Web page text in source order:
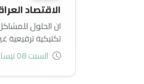
الاقتصاد
ان الحلول
تكتيكية ترقيعية
اقتصادية رغم
النظر بطبيعة
الاقتصادية..
السبت 08 نيسان 2023